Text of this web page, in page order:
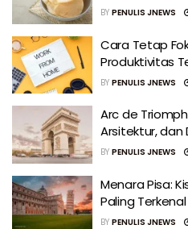
BY PENULIS JNEWS
Cara Tetap
Produktivitas
BY PENULIS JNEWS
Arc de
Arsitektur, dan
BY PENULIS JNEWS
Menara Pisa:
Paling
BY PENULIS JNEWS